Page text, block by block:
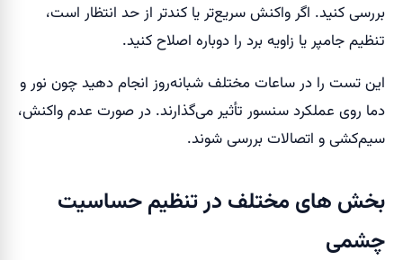
بررسی کنید. اگر واکنش سریع‌تر یا کندتر از حد انتظار است،
تنظیم جامپر یا زاویه برد را دوباره اصلاح کنید.
این تست را در ساعات مختلف شبانه‌روز انجام دهید چون نور و
دما روی عملکرد سنسور تأثیر می‌گذارند. در صورت عدم واکنش،
سیم‌کشی و اتصالات بررسی شوند.
بخش های مختلف در تنظیم حساسیت
چشمی